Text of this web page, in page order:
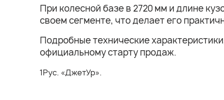
При колесной базе в 2720 мм и длине
своем сегменте, что делает его
Подробные технические
официальному старту продаж.
1Рус. «ДжетУр».